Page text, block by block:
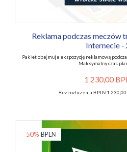
Reklama podczas meczów
Internecie -
Pakiet obejmuje ekspozycję reklamową
Maksymalny czas
1 230,00
Bez rozliczenia BPLN 1 230,00
50% BPLN